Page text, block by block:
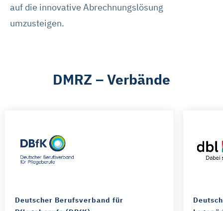
auf die innovative Abrechnungslösung
umzusteigen.
DMRZ – Verbände
Deutscher Berufsverband für